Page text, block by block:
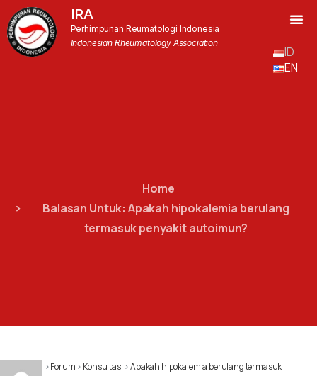
IRA
Perhimpunan Reumatologi Indonesia
Indonesian Rheumatology Association
ID
EN
Home
Balasan Untuk: Apakah hipokalemia berulang
termasuk penyakit autoimun?
›Forum › Konsultasi ›Apakah hipokalemia berulang termasuk